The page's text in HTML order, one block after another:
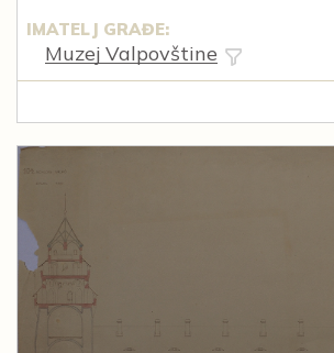
IMATELJ GRAĐE:
Muzej Valpovštine